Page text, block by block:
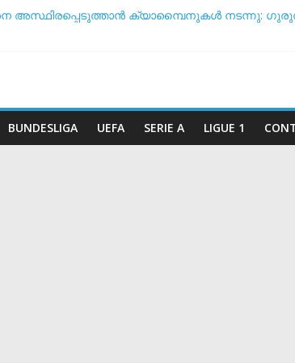
അസ്ഥിരപ്പെടുത്താൻ ക്യാമ്പൈനുകൾ നടന്നു:
BUNDESLIGA UEFA SERIE A LIGUE 1